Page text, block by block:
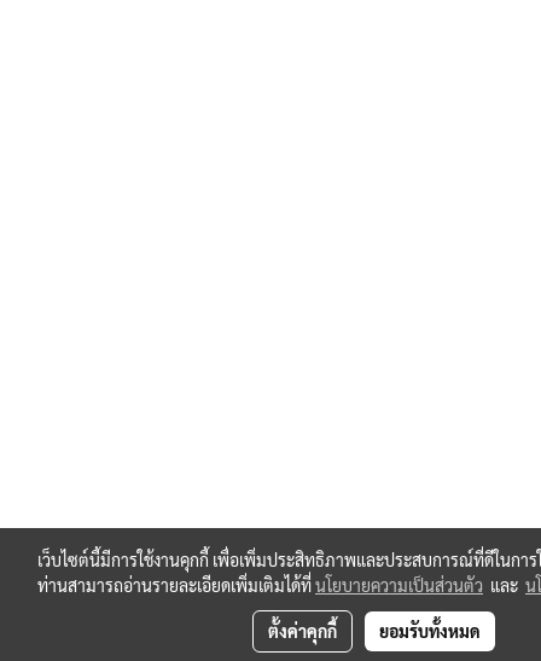
เว็บไซต์นี้มีการใช้งานคุกกี้ เพื่อเพิ่มประสิทธิภาพและประสบการณ์ที่ดีในการ
ท่านสามารถอ่านรายละเอียดเพิ่มเติมได้ที่นโยบายความเป็นส่วนตัว และ น
ตั้งค่าคุกกี้ ยอมรับทั้งหมด